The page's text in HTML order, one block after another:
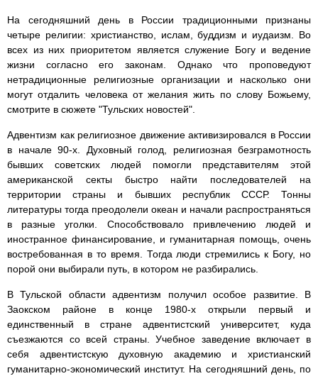
На сегодняшний день в России традиционными признаны
четыре религии: христианство, ислам, буддизм и иудаизм. Во
всех из них приоритетом является служение Богу и ведение
жизни согласно его законам. Однако что проповедуют
нетрадиционные религиозные организации и насколько они
могут отдалить человека от желания жить по слову Божьему,
смотрите в сюжете "Тульских новостей".
Адвентизм как религиозное движение активизировался в России
в начале 90-х. Духовный голод, религиозная безграмотность
бывших советских людей помогли представителям этой
американской секты быстро найти последователей на
территории страны и бывших республик СССР. Тонны
литературы тогда преодолели океан и начали распространяться
в разные уголки. Способствовало привлечению людей и
иностранное финансирование, и гуманитарная помощь, очень
востребованная в то время. Тогда люди стремились к Богу, но
порой они выбирали путь, в котором не разбирались.
В Тульской области адвентизм получил особое развитие. В
Заокском районе в конце 1980-х открыли первый и
единственный в стране адвентистский университет, куда
съезжаются со всей страны. Учебное заведение включает в
себя адвентистскую духовную академию и христианский
гуманитарно-экономический институт. На сегодняшний день, по